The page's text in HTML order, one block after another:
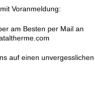
Voranmeldung:
am Besten per Mail an
auf einen